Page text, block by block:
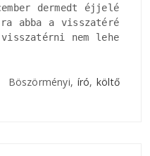
dermedt éjjelén.
abba a visszatérésbe,
nem lehet?
Böszörményi, író, költő